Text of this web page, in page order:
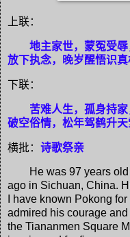
上联：
地主家世，蒙冤受辱
放下执念，晚岁醒悟识真
下联：
苦难人生，孤身持家
破空俗情，松年驾鹤升天
横批： 诗歌祭亲
He was 97 years old
ago in Sichuan, China.
I have known Pokong
admired his courage
the Tiananmen Square